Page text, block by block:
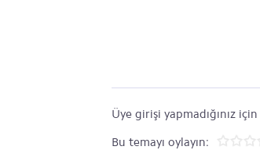
Üye girişi yapmadığınız
Bu temayı oylayın: